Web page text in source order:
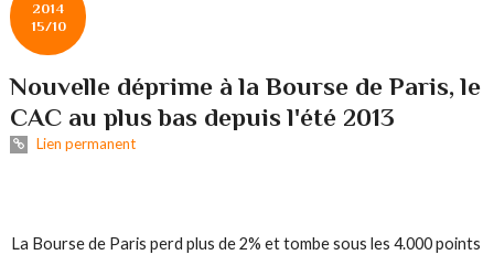
2014
15/10
Nouvelle déprime à la Bourse de Paris, le
CAC au plus bas depuis l'été 2013
Lien permanent
La Bourse de Paris perd plus de 2% et tombe sous les 4.000 points